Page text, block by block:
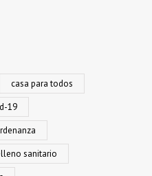
casa para todos
19
sanitario